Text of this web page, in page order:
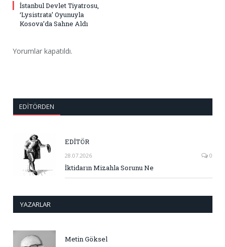
İstanbul Devlet Tiyatrosu,
‘Lysistrata’ Oyunuyla
Kosova’da Sahne Aldı
Yorumlar kapatıldı.
EDITÖRDEN
EDİTÖR
28.07.2026 0
İktidarın Mizahla Sorunu Ne
YAZARLAR
Metin Göksel